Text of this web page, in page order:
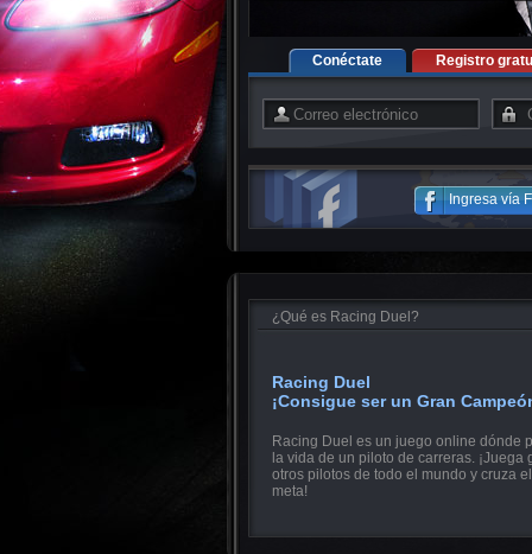
Conéctate Registro
Ingresa vía
¿Qué es Racing Duel?
Racing Duel
¡Consigue ser un Gran
Racing Duel es un juego online dónde
la vida de un piloto de carreras. ¡Juega
otros pilotos de todo el mundo y cruza
meta!